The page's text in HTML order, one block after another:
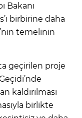
Bakanı
birbirine daha
temelinin
geçirilen proje
kaldırılması
birlikte